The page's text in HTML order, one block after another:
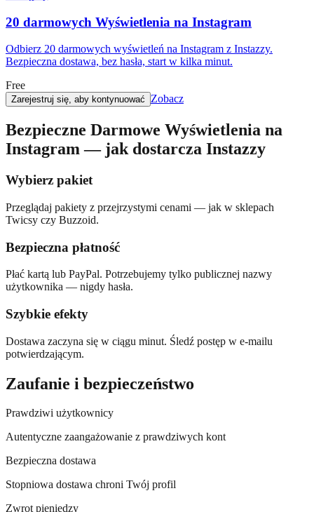
20 darmowych Wyświetlenia na Instagram
Odbierz 20 darmowych wyświetleń na Instagram z Instazzy.
Bezpieczna dostawa, bez hasła, start w kilka minut.
Free
Zarejestruj się, aby kontynuować Zobacz
Bezpieczne Darmowe Wyświetlenia na
Instagram — jak dostarcza Instazzy
Wybierz pakiet
Przeglądaj pakiety z przejrzystymi cenami — jak w sklepach
Twicsy czy Buzzoid.
Bezpieczna płatność
Płać kartą lub PayPal. Potrzebujemy tylko publicznej nazwy
użytkownika — nigdy hasła.
Szybkie efekty
Dostawa zaczyna się w ciągu minut. Śledź postęp w e-mailu
potwierdzającym.
Zaufanie i bezpieczeństwo
Prawdziwi użytkownicy
Autentyczne zaangażowanie z prawdziwych kont
Bezpieczna dostawa
Stopniowa dostawa chroni Twój profil
Zwrot pieniędzy